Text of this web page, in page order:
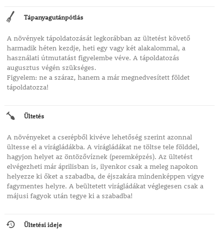
Tápanyagutánpótlás
A növények tápoldatozását legkorábban az ültetést követő
harmadik héten kezdje, heti egy vagy két alakalommal, a
használati útmutatást figyelembe véve. A tápoldatozás
augusztus végén szükséges.
Figyelem: ne a száraz, hanem a már megnedvesített földet
tápoldatozza!
Ültetés
A növényeket a cserépből kivéve lehetőség szerint azonnal
ültesse el a virágládákba. A virágládákat ne töltse tele földdel,
hagyjon helyet az öntözővíznek (peremképzés). Az ültetést
elvégezheti már áprilisban is, ilyenkor csak a meleg napokon
helyezze ki őket a szabadba, de éjszakára mindenképpen vigye
fagymentes helyre. A beültetett virágládákat véglegesen csak a
májusi fagyok után tegye ki a szabadba!
Ültetési ideje